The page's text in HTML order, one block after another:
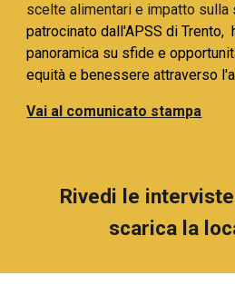
scelte alimentari e impatto sulla
patrocinato dall'APSS di Trento,
panoramica su sfide e
equità e benessere attraverso
Vai al comunicato stampa
Rivedi le interviste
scarica la